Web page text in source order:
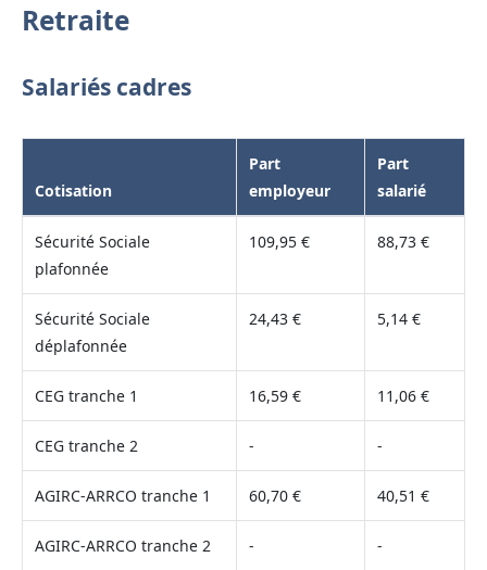
Retraite
Salariés cadres
Cotisation
Part
employeur
Part
salarié
Sécurité Sociale
plafonnée
109,95 € 88,73 €
Sécurité Sociale
déplafonnée
24,43 € 5,14 €
CEG tranche 1 16,59 € 11,06 €
CEG tranche 2 - -
AGIRC-ARRCO tranche 1 60,70 € 40,51 €
AGIRC-ARRCO tranche 2 - -